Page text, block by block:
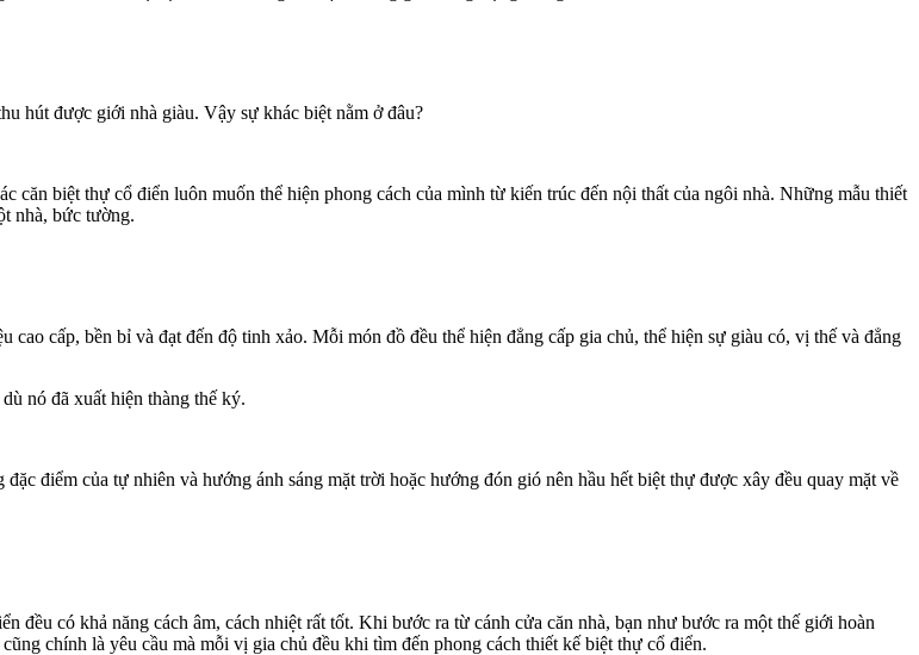
hút được giới nhà giàu. Vậy sự khác biệt nằm ở đâu?
biệt thự cổ điển luôn muốn thể hiện phong cách của mình từ kiến trúc đến nội thất của ngôi nhà. Những mẫu thiết
nhà, bức tường.
cấp, bền bỉ và đạt đến độ tinh xảo. Mỗi món đồ đều thể hiện đẳng cấp gia chủ, thể hiện sự giàu có, vị thế và đẳng
nó đã xuất hiện thàng thế ký.
điểm của tự nhiên và hướng ánh sáng mặt trời hoặc hướng đón gió nên hầu hết biệt thự được xây đều quay mặt về
có khả năng cách âm, cách nhiệt rất tốt. Khi bước ra từ cánh cửa căn nhà, bạn như bước ra một thế giới hoàn
chính là yêu cầu mà mỗi vị gia chủ đều khi tìm đến phong cách thiết kế biệt thự cổ điển.